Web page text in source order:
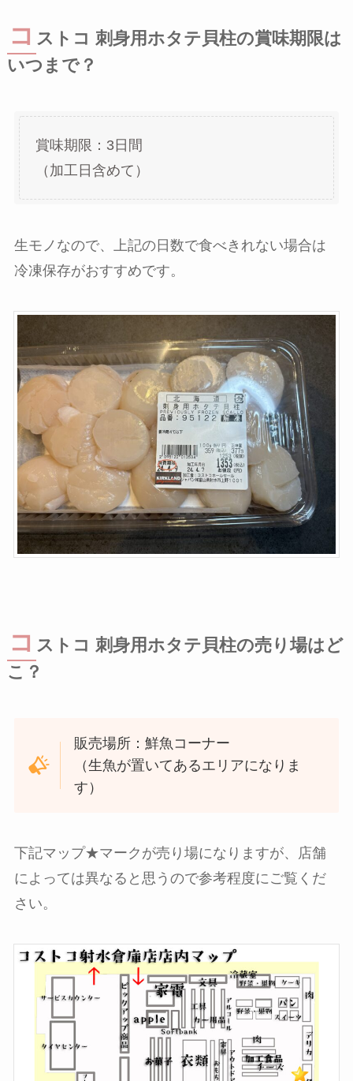
コ ストコ 刺身用ホタテ貝柱の賞味期限は
いつまで？
賞味期限：3日間
（加工日含めて）
生モノなので、上記の日数で食べきれない場合は
冷凍保存がおすすめです。
コ ストコ 刺身用ホタテ貝柱の売り場はど
こ？
販売場所：鮮魚コーナー
（生魚が置いてあるエリアになりま
す）
下記マップ★マークが売り場になりますが、店舗
によっては異なると思うので参考程度にご覧くだ
さい。